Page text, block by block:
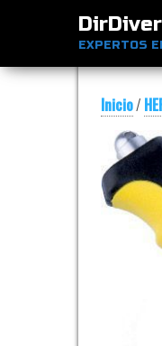
EXPERTOS
Inicio/